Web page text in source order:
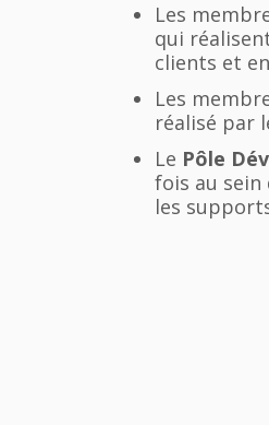
Les
qui
clients et
Les
réalisé par
Le Pôle
fois au
les